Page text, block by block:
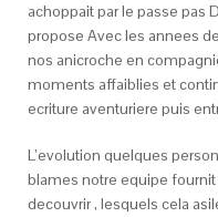
achoppait par le passe pas
propose Avec les annees
nos anicroche en
moments affaiblies et
ecriture aventuriere puis
L’evolution quelques
blames notre equipe
decouvrir , lesquels cela